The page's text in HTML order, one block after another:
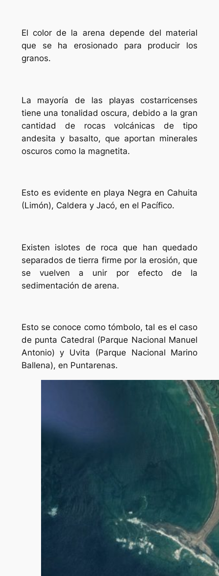
El color de la arena depende del material
que se ha erosionado para producir los
granos.
La mayoría de las playas costarricenses
tiene una tonalidad oscura, debido a la gran
cantidad de rocas volcánicas de tipo
andesita y basalto, que aportan minerales
oscuros como la magnetita.
Esto es evidente en playa Negra en Cahuita
(Limón), Caldera y Jacó, en el Pacífico.
Existen islotes de roca que han quedado
separados de tierra firme por la erosión, que
se vuelven a unir por efecto de la
sedimentación de arena.
Esto se conoce como tómbolo, tal es el caso
de punta Catedral (Parque Nacional Manuel
Antonio) y Uvita (Parque Nacional Marino
Ballena), en Puntarenas.